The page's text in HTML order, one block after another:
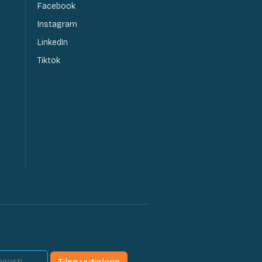
Facebook
Instagram
LinkedIn
Tiktok